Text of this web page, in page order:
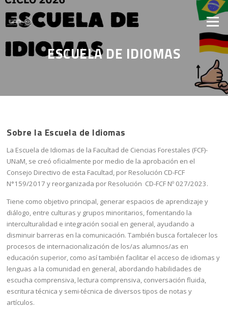
Saltar al contenido
Menú
ESCUELA DE IDIOMAS
Sobre la Escuela de Idiomas
La Escuela de Idiomas de la Facultad de Ciencias Forestales (FCF)-
UNaM, se creó oficialmente por medio de la aprobación en el
Consejo Directivo de esta Facultad, por Resolución CD-FCF
N°159/2017 y reorganizada por Resolución CD-FCF Nº 027/2023.
Tiene como objetivo principal, generar espacios de aprendizaje y
diálogo, entre culturas y grupos minoritarios, fomentando la
interculturalidad e integración social en general, ayudando a
disminuir barreras en la comunicación. También busca fortalecer los
procesos de internacionalización de los/as alumnos/as en
educación superior, como así también facilitar el acceso de idiomas y
lenguas a la comunidad en general, abordando habilidades de
escucha comprensiva, lectura comprensiva, conversación fluida,
escritura técnica y semi-técnica de diversos tipos de notas y
artículos.